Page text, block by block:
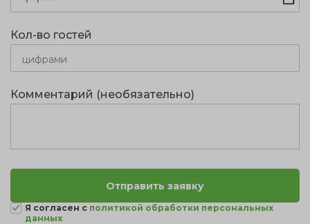
Кол-во гостей
Комментарий (необязательно)
Я согласен с политикой обработки персональных
данных